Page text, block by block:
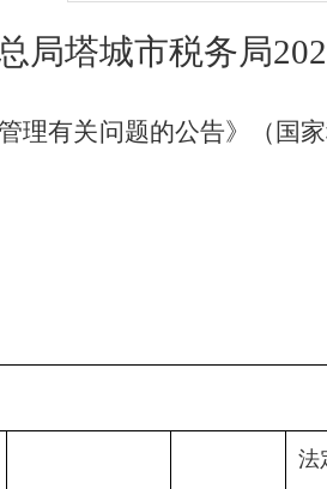
局塔城市税务局
理有关问题的公告》（国
法